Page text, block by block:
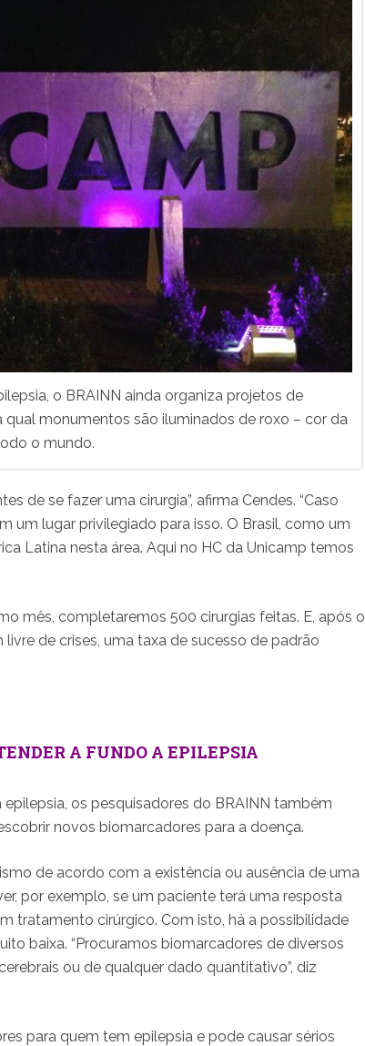
o BRAINN ainda organiza projetos de
monumentos são iluminados de roxo – cor da
o mundo.
de se fazer uma cirurgia”, afirma Cendes. “Caso
um lugar privilegiado para isso. O Brasil, como um
Latina nesta área. Aqui no HC da Unicamp temos
mês, completaremos 500 cirurgias feitas. E, após o
de crises, uma taxa de sucesso de padrão
A FUNDO A EPILEPSIA
os pesquisadores do BRAINN também
novos biomarcadores para a doença.
de acordo com a existência ou ausência de uma
por exemplo, se um paciente terá uma resposta
tratamento cirúrgico. Com isto, há a possibilidade
baixa. “Procuramos biomarcadores de diversos
ou de qualquer dado quantitativo”, diz
para quem tem epilepsia e pode causar sérios